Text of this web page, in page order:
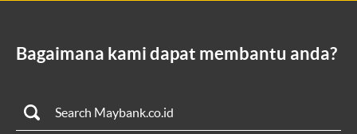
Bagaimana kami dapat membantu anda?